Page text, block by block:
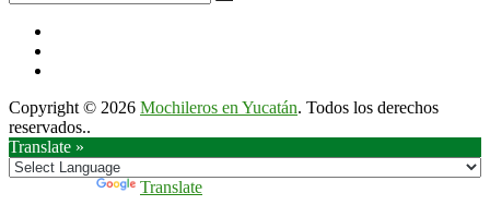
Copyright © 2026 Mochileros en Yucatán. Todos los derechos
reservados..
Translate »
Translate